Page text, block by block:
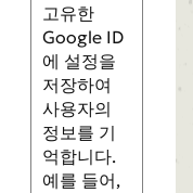
고유한
Google ID
에 설정을
저장하여
사용자의
정보를 기
억합니다.
예를 들어,